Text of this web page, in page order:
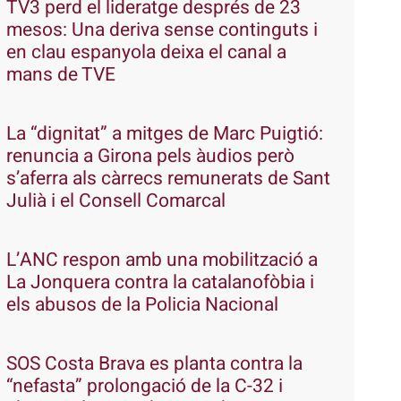
TV3 perd el lideratge després de 23
mesos: Una deriva sense continguts i
en clau espanyola deixa el canal a
mans de TVE
La “dignitat” a mitges de Marc Puigtió:
renuncia a Girona pels àudios però
s’aferra als càrrecs remunerats de Sant
Julià i el Consell Comarcal
L’ANC respon amb una mobilització a
La Jonquera contra la catalanofòbia i
els abusos de la Policia Nacional
SOS Costa Brava es planta contra la
“nefasta” prolongació de la C-32 i